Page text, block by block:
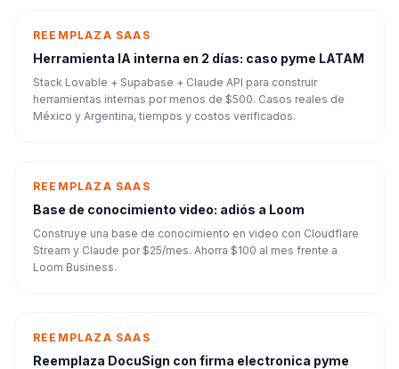
REEMPLAZA SAAS
Herramienta IA interna en 2 días: caso pyme LATAM
Stack Lovable + Supabase + Claude API para construir
herramientas internas por menos de $500. Casos reales de
México y Argentina, tiempos y costos verificados.
REEMPLAZA SAAS
Base de conocimiento video: adiós a Loom
Construye una base de conocimiento en video con Cloudflare
Stream y Claude por $25/mes. Ahorra $100 al mes frente a
Loom Business.
REEMPLAZA SAAS
Reemplaza DocuSign con firma electronica pyme